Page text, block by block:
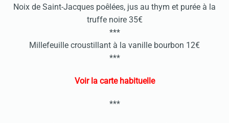
Noix de Saint-Jacques poêlées, jus au thym et purée à la
truffe noire 35€
***
Millefeuille croustillant à la vanille bourbon 12€
***
Voir la carte habituelle
***